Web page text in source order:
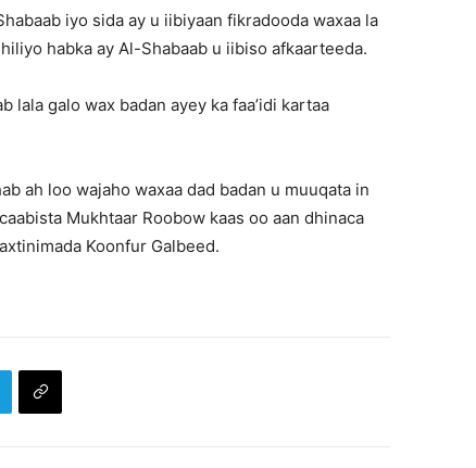
iyo sida ay u iibiyaan fikradooda waxaa la
habka ay Al-Shabaab u iibiso afkaarteeda.
lala galo wax badan ayey ka faa’idi kartaa
ah loo wajaho waxaa dad badan u muuqata in
Mukhtaar Roobow kaas oo aan dhinaca
Koonfur Galbeed.